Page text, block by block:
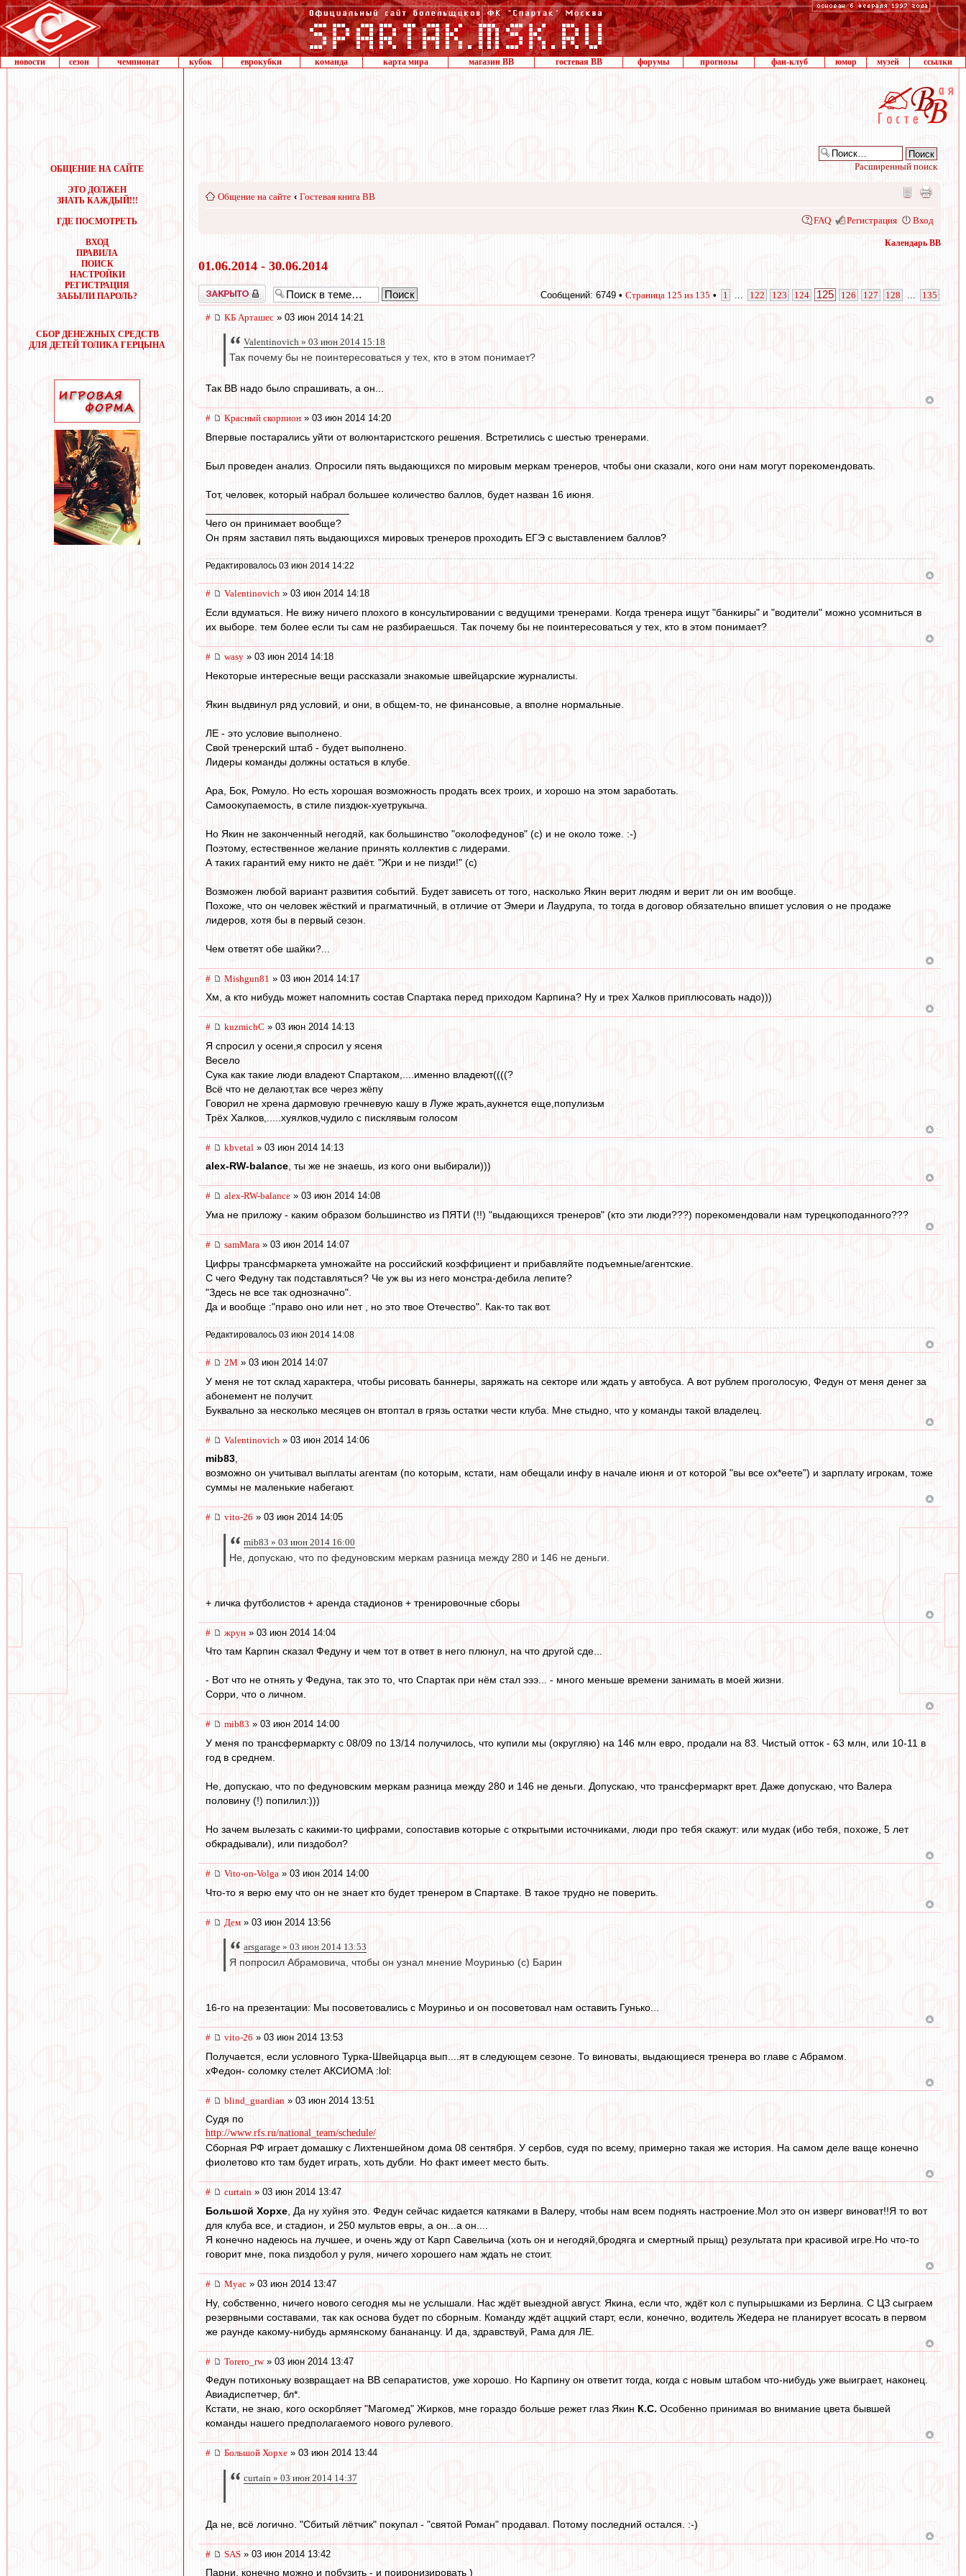
новости сезон чемпионат кубок еврокубки команда карта мира магазин ВВ гостевая ВВ форумы прогнозы фан-клуб юмор музей ссылки
ОБЩЕНИЕ НА САЙТЕ
ЭТО ДОЛЖЕН
ЗНАТЬ КАЖДЫЙ!!!
ГДЕ ПОСМОТРЕТЬ
ВХОД
ПРАВИЛА
ПОИСК
НАСТРОЙКИ
РЕГИСТРАЦИЯ
ЗАБЫЛИ ПАРОЛЬ?
СБОР ДЕНЕЖНЫХ СРЕДСТВ
ДЛЯ ДЕТЕЙ ТОЛИКА ГЕРЦЫНА
Расширенный поиск
Общение на сайте ‹ Гостевая книга ВВ
FAQ Регистрация Вход
Календарь ВВ
01.06.2014 - 30.06.2014
Закрыто Сообщений: 6749 • Страница 125 из 135 • 1 122 123 124 125 126 127 128 135
# КБ Арташес » 03 июн 2014 14:21
Valentinovich » 03 июн 2014 15:18
Так почему бы не поинтересоваться у тех, кто в этом понимает?
Так ВВ надо было спрашивать, а он...
# Красный скорпион » 03 июн 2014 14:20
Впервые постарались уйти от волюнтаристского решения. Встретились с шестью тренерами.
Был проведен анализ. Опросили пять выдающихся по мировым меркам тренеров, чтобы они сказали, кого они нам могут порекомендовать.
Тот, человек, который набрал большее количество баллов, будет назван 16 июня.
Чего он принимает вообще?
Он прям заставил пять выдающихся мировых тренеров проходить ЕГЭ с выставлением баллов?
Редактировалось 03 июн 2014 14:22
# Valentinovich » 03 июн 2014 14:18
Если вдуматься. Не вижу ничего плохого в консультировании с ведущими тренерами. Когда тренера ищут "банкиры" и "водители" можно усомниться в
их выборе. тем более если ты сам не разбираешься. Так почему бы не поинтересоваться у тех, кто в этом понимает?
# wasy » 03 июн 2014 14:18
Некоторые интересные вещи рассказали знакомые швейцарские журналисты.
Якин выдвинул ряд условий, и они, в общем-то, не финансовые, а вполне нормальные.
ЛЕ - это условие выполнено.
Свой тренерский штаб - будет выполнено.
Лидеры команды должны остаться в клубе.
Ара, Бок, Ромуло. Но есть хорошая возможность продать всех троих, и хорошо на этом заработать.
Самоокупаемость, в стиле пиздюк-хуетрукыча.
Но Якин не законченный негодяй, как большинство "околофедунов" (с) и не около тоже. :-)
Поэтому, естественное желание принять коллектив с лидерами.
А таких гарантий ему никто не даёт. "Жри и не пизди!" (с)
Возможен любой вариант развития событий. Будет зависеть от того, насколько Якин верит людям и верит ли он им вообще.
Похоже, что он человек жёсткий и прагматичный, в отличие от Эмери и Лаудрупа, то тогда в договор обязательно впишет условия о не продаже
лидеров, хотя бы в первый сезон.
Чем ответят обе шайки?...
# Mishgun81 » 03 июн 2014 14:17
Хм, а кто нибудь может напомнить состав Спартака перед приходом Карпина? Ну и трех Халков приплюсовать надо)))
# kuzmichC » 03 июн 2014 14:13
Я спросил у осени,я спросил у ясеня
Весело
Сука как такие люди владеют Спартаком,....именно владеют((((?
Всё что не делают,так все через жёпу
Говорил не хрена дармовую гречневую кашу в Луже жрать,аукнется еще,популизьм
Трёх Халков,.....хуялков,чудило с писклявым голосом
# kbvetal » 03 июн 2014 14:13
alex-RW-balance, ты же не знаешь, из кого они выбирали)))
# alex-RW-balance » 03 июн 2014 14:08
Ума не приложу - каким образом большинство из ПЯТИ (!!) "выдающихся тренеров" (кто эти люди???) порекомендовали нам турецкоподанного???
# samMara » 03 июн 2014 14:07
Цифры трансфмаркета умножайте на российский коэффициент и прибавляйте подъемные/агентские.
С чего Федуну так подставляться? Че уж вы из него монстра-дебила лепите?
"Здесь не все так однозначно".
Да и вообще :"право оно или нет , но это твое Отечество". Как-то так вот.
Редактировалось 03 июн 2014 14:08
# 2M » 03 июн 2014 14:07
У меня не тот склад характера, чтобы рисовать баннеры, заряжать на секторе или ждать у автобуса. А вот рублем проголосую, Федун от меня денег за
абонемент не получит.
Буквально за несколько месяцев он втоптал в грязь остатки чести клуба. Мне стыдно, что у команды такой владелец.
# Valentinovich » 03 июн 2014 14:06
mib83,
возможно он учитывал выплаты агентам (по которым, кстати, нам обещали инфу в начале июня и от которой "вы все ох*еете") и зарплату игрокам, тоже
суммы не маленькие набегают.
# vito-26 » 03 июн 2014 14:05
mib83 » 03 июн 2014 16:00
Не, допускаю, что по федуновским меркам разница между 280 и 146 не деньги.
+ личка футболистов + аренда стадионов + тренировочные сборы
# жрун » 03 июн 2014 14:04
Что там Карпин сказал Федуну и чем тот в ответ в него плюнул, на что другой сде...
- Вот что не отнять у Федуна, так это то, что Спартак при нём стал эээ... - много меньше времени занимать в моей жизни.
Сорри, что о личном.
# mib83 » 03 июн 2014 14:00
У меня по трансфермаркту с 08/09 по 13/14 получилось, что купили мы (округляю) на 146 млн евро, продали на 83. Чистый отток - 63 млн, или 10-11 в
год в среднем.
Не, допускаю, что по федуновским меркам разница между 280 и 146 не деньги. Допускаю, что трансфермаркт врет. Даже допускаю, что Валера
половину (!) попилил:)))
Но зачем вылезать с какими-то цифрами, сопоставив которые с открытыми источниками, люди про тебя скажут: или мудак (ибо тебя, похоже, 5 лет
обкрадывали), или пиздобол?
# Vito-on-Volga » 03 июн 2014 14:00
Что-то я верю ему что он не знает кто будет тренером в Спартаке. В такое трудно не поверить.
# Дем » 03 июн 2014 13:56
arsgarage » 03 июн 2014 13:53
Я попросил Абрамовича, чтобы он узнал мнение Моуринью (с) Барин
16-го на презентации: Мы посоветовались с Моуриньо и он посоветовал нам оставить Гунько...
# vito-26 » 03 июн 2014 13:53
Получается, если условного Турка-Швейцарца вып....ят в следующем сезоне. То виноваты, выдающиеся тренера во главе с Абрамом.
хФедон- соломку стелет АКСИОМА :lol:
# blind_guardian » 03 июн 2014 13:51
Судя по
http://www.rfs.ru/national_team/schedule/
Сборная РФ играет домашку с Лихтеншейном дома 08 сентября. У сербов, судя по всему, примерно такая же история. На самом деле ваще конечно
фиолетово кто там будет играть, хоть дубли. Но факт имеет место быть.
# curtain » 03 июн 2014 13:47
Большой Хорхе , Да ну хуйня это. Федун сейчас кидается катяками в Валеру, чтобы нам всем поднять настроение.Мол это он изверг виноват!!Я то вот
для клуба все, и стадион, и 250 мультов евры, а он...а он....
Я конечно надеюсь на лучшее, и очень жду от Карп Савельича (хоть он и негодяй,бродяга и смертный прыщ) результата при красивой игре.Но что-то
говорит мне, пока пиздобол у руля, ничего хорошего нам ждать не стоит.
# Myac » 03 июн 2014 13:47
Ну, собственно, ничего нового сегодня мы не услышали. Нас ждёт выездной август. Якина, если что, ждёт кол с пупырышками из Берлина. С ЦЗ сыграем
резервными составами, так как основа будет по сборным. Команду ждёт аццкий старт, если, конечно, водитель Жедера не планирует всосать в первом
же раунде какому-нибудь армянскому банананцу. И да, здравствуй, Рама для ЛЕ.
# Torero_rw» 03 июн 2014 13:47
Федун потихоньку возвращает на ВВ сепаратистов, уже хорошо. Но Карпину он ответит тогда, когда с новым штабом что-нибудь уже выиграет, наконец.
Авиадиспетчер, бл*.
Кстати, не знаю, кого оскорбляет "Магомед" Жирков, мне гораздо больше режет глаз Якин К.С. Особенно принимая во внимание цвета бывшей
команды нашего предполагаемого нового рулевого.
# Большой Хорхе » 03 июн 2014 13:44
curtain » 03 июн 2014 14:37
Да не, всё логично. "Сбитый лётчик" покупал - "святой Роман" продавал. Потому последний остался. :-)
# SAS » 03 июн 2014 13:42
Парни, конечно можно и побузить - и поиронизировать )